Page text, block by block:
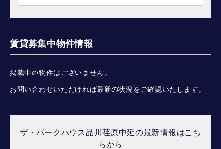
賃貸募集中物件情報
掲載中の物件はございません。
お問い合わせいただければ最新の状況をご確認いたします。
ザ・パークハウス品川荏原中延の最新情報はこち
らから